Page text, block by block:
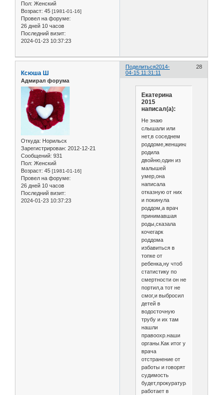
Пол: Женский
Возраст: 45 [1981-01-16]
Провел на форуме:
26 дней 10 часов
Последний визит:
2024-01-23 10:37:23
Поделиться 28
2014-
04-15 11:31:11
Ксюша Ш
Адмирал форума
Откуда: Норильск
Зарегистрирован: 2012-12-21
Сообщений: 931
Пол: Женский
Возраст: 45 [1981-01-16]
Провел на форуме:
26 дней 10 часов
Последний визит:
2024-01-23 10:37:23
Екатерина
2015
написал(а):
Не знаю
слышали или
нет,в соседнем
роддоме,женщина
родила
двойню,один из
малышей
умер,она
написала
отказную от них
и покинула
роддом,а врач
принимавшая
роды,сказала
кочегарк
роддома
избавиться в
топке от
ребенка,ну чтоб
статистику по
смертности он не
портил,а тот не
смог,и выбросил
детей в
водосточную
трубу и их там
нашли
правоохр.наши
органы.Как итог у
врача
отстранение от
работы и говорят
судимость
будет,прокуратура
работает в